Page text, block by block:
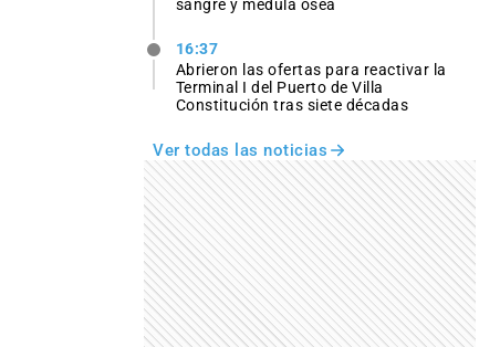
sangre y médula ósea
16:37
Abrieron las ofertas para reactivar la
Terminal I del Puerto de Villa
Constitución tras siete décadas
Ver todas las noticias